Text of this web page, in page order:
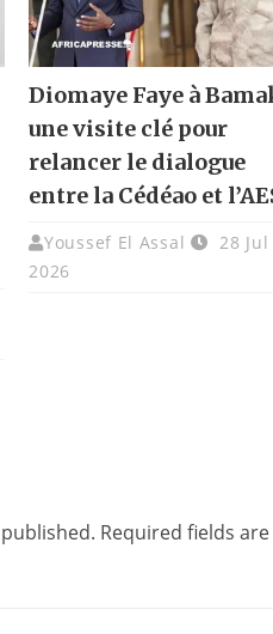
Diomaye Faye à
une visite clé pour
relancer le dialogue
entre la Cédéao et
Youssef El Assal
28 Jul
2026
Required fields